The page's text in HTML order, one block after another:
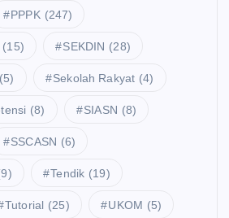
PPPK (247)
(15) SEKDIN (28)
(5) Sekolah Rakyat (4)
(8) SIASN (8)
SSCASN (6)
Tendik (19)
Tutorial (25) UKOM (5)